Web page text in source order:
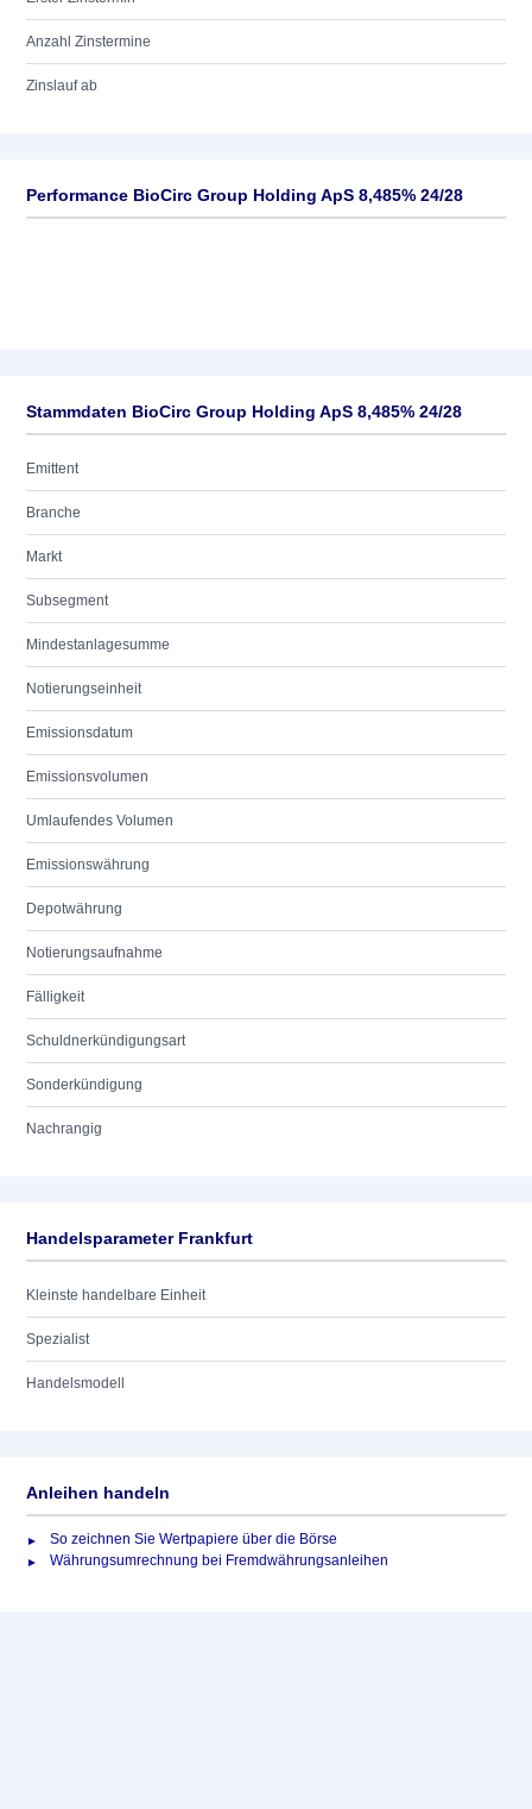
Anzahl Zinstermine
Zinslauf ab
Performance BioCirc Group Holding ApS 8,485% 24/28
Stammdaten BioCirc Group Holding ApS 8,485% 24/28
Emittent
Branche
Markt
Subsegment
Mindestanlagesumme
Notierungseinheit
Emissionsdatum
Emissionsvolumen
Umlaufendes Volumen
Emissionswährung
Depotwährung
Notierungsaufnahme
Fälligkeit
Schuldnerkündigungsart
Sonderkündigung
Nachrangig
Handelsparameter Frankfurt
Kleinste handelbare Einheit
Spezialist
Handelsmodell
Anleihen handeln
So zeichnen Sie Wertpapiere über die Börse
Währungsumrechnung bei Fremdwährungsanleihen